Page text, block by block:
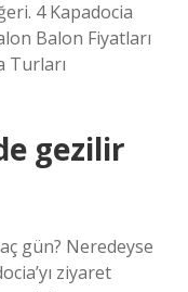
4 Kapadocia
Balon Fiyatları
Turları
gezilir
gün? Neredeyse
ziyaret